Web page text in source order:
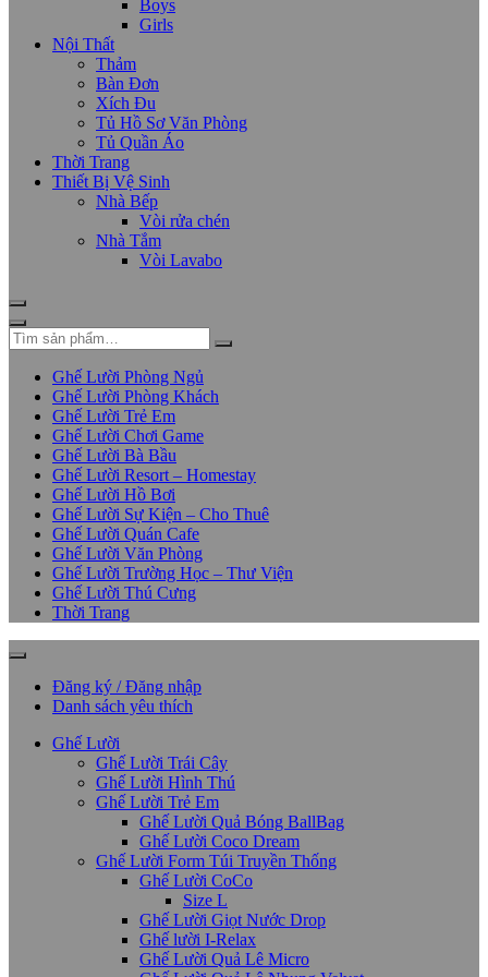
Boys
Girls
Nội Thất
Thảm
Bàn Đơn
Xích Đu
Tủ Hồ Sơ Văn Phòng
Tủ Quần Áo
Thời Trang
Thiết Bị Vệ Sinh
Nhà Bếp
Vòi rửa chén
Nhà Tắm
Vòi Lavabo
Ghế Lười Phòng Ngủ
Ghế Lười Phòng Khách
Ghế Lười Trẻ Em
Ghế Lười Chơi Game
Ghế Lười Bà Bầu
Ghế Lười Resort – Homestay
Ghế Lười Hồ Bơi
Ghế Lười Sự Kiện – Cho Thuê
Ghế Lười Quán Cafe
Ghế Lười Văn Phòng
Ghế Lười Trường Học – Thư Viện
Ghế Lười Thú Cưng
Thời Trang
Đăng ký / Đăng nhập
Danh sách yêu thích
Ghế Lười
Ghế Lười Trái Cây
Ghế Lười Hình Thú
Ghế Lười Trẻ Em
Ghế Lười Quả Bóng BallBag
Ghế Lười Coco Dream
Ghế Lười Form Túi Truyền Thống
Ghế Lười CoCo
Size L
Ghế Lười Giọt Nước Drop
Ghế lười I-Relax
Ghế Lười Quả Lê Micro